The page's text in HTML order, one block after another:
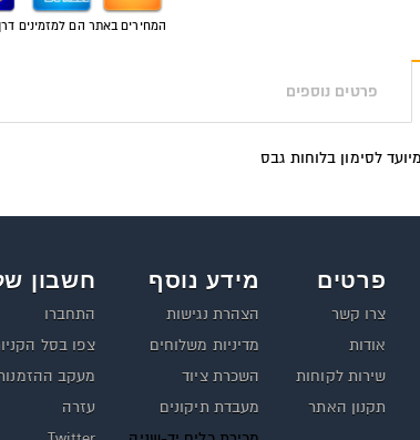
המחירים באתר הם למזמינים
פרטים נוספים
פרטים
צרו קשר
אודות
שירות לקוחות
תקנון האתר
מידע נוסף
הצהרת נגישות
מדיניות משלוחים
השכרת ציוד
מעבדת תיקונים
חשבון
התחברו
צפו בסל
מעקב
עזרה